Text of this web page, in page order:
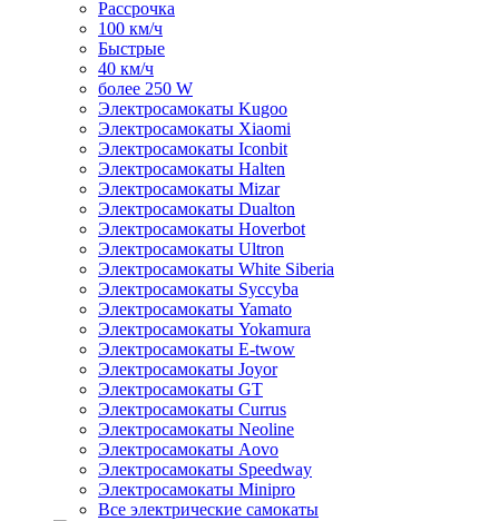
Рассрочка
100 км/ч
Быстрые
40 км/ч
более 250 W
Электросамокаты Kugoo
Электросамокаты Xiaomi
Электросамокаты Iconbit
Электросамокаты Halten
Электросамокаты Mizar
Электросамокаты Dualton
Электросамокаты Hoverbot
Электросамокаты Ultron
Электросамокаты White Siberia
Электросамокаты Syccyba
Электросамокаты Yamato
Электросамокаты Yokamura
Электросамокаты E-twow
Электросамокаты Joyor
Электросамокаты GT
Электросамокаты Currus
Электросамокаты Neoline
Электросамокаты Aovo
Электросамокаты Speedway
Электросамокаты Minipro
Все электрические самокаты